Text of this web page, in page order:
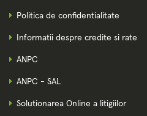
Politica de confidentialitate
Informatii despre credite si rate
ANPC
ANPC - SAL
Solutionarea Online a litigiilor